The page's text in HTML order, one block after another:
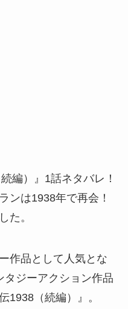
編）』1話ネタバレ！
ンは1938年で再会！
た。
作品として人気とな
タジーアクション作品
1938（続編）』。